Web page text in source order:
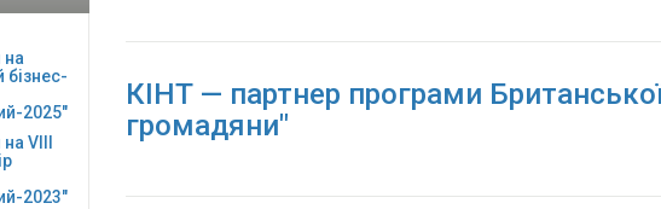
КІНТ — партнер програми
громадяни"
на
бізнес-
2025"
VІІІ
2023"